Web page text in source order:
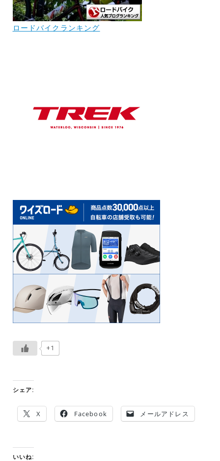
ロードバイクランキング
+1
シェア:
X Facebook メールアドレス
いいね: